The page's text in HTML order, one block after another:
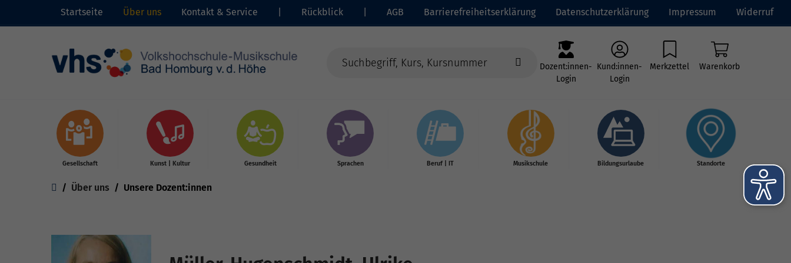
Startseite Über uns Kontakt & Service Rückblick AGB Barrierefreiheitserklärung Datenschutzerklärung Impressum Widerruf
Dozent:innen-
Login
Kund:innen-
Login
Merkzettel Warenkorb
Gesellschaft Kunst | Kultur Gesundheit Sprachen Beruf | IT Musikschule Bildungsurlaube Standorte
You are here:
Über uns Unsere Dozent:innen